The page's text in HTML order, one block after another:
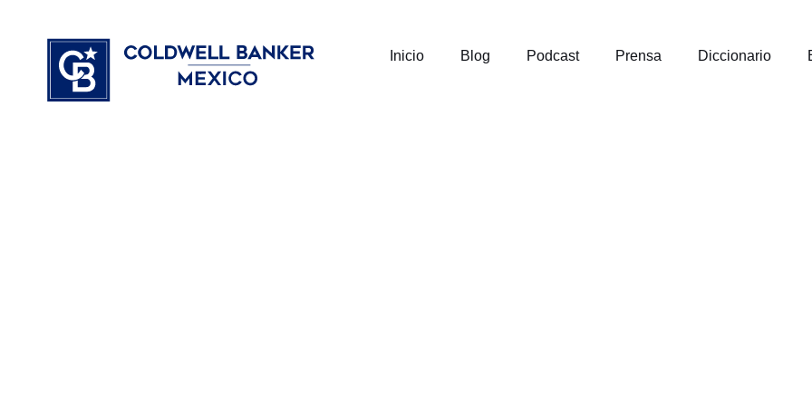
contenido
Inicio Blog Podcast Prensa Diccionario